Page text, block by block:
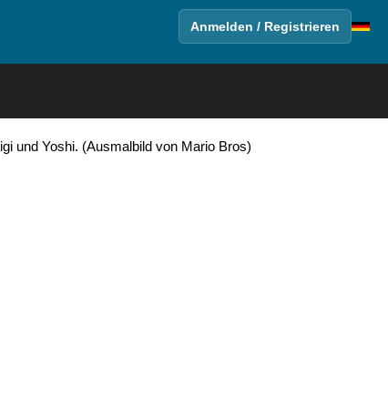
Anmelden / Registrieren
und Yoshi. (Ausmalbild von Mario Bros)